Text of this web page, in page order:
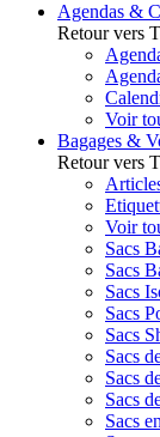
Agendas &
Retour vers
Voir
Bagages &
Retour vers
Voir
Sacs
Sacs
Sacs
Sacs
Sacs
Sacs
Sacs
Sacs
Sacs